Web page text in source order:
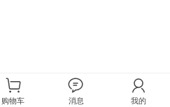
购物车 消息 我的